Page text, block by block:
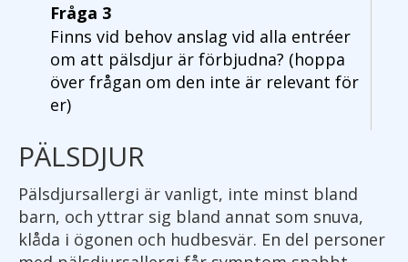
Fråga 3
Finns vid behov anslag vid alla entréer
om att pälsdjur är förbjudna? (hoppa
över frågan om den inte är relevant för
er)
PÄLSDJUR
Pälsdjursallergi är vanligt, inte minst bland
barn, och yttrar sig bland annat som snuva,
klåda i ögonen och hudbesvär. En del personer